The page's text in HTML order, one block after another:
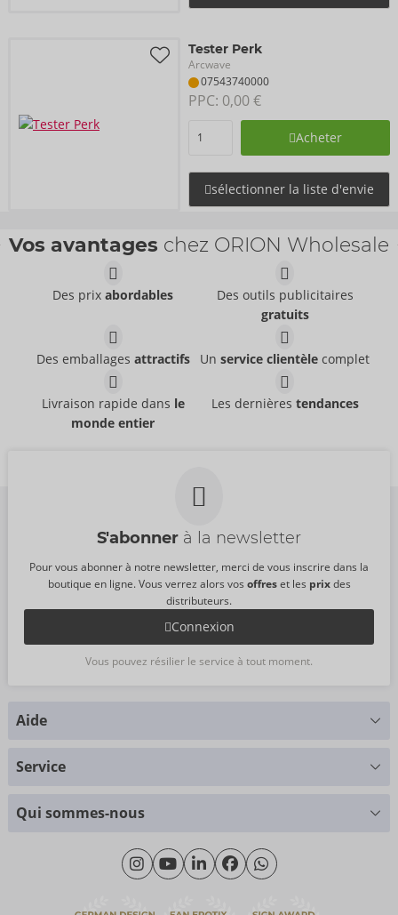
Tester Perk
Arcwave
07543740000
PPC: 0,00 €
Acheter
sélectionner la liste d'envie
Vos avantages chez ORION Wholesale
Des prixabordables
Des outils publicitaires
gratuits
Des emballages attractifs Unservice clientèle complet
Livraison rapide dans le
monde entier
Les dernières tendances
S'abonner à la newsletter
Pour vous abonner à notre newsletter, merci de vous inscrire dans la
boutique en ligne. Vous verrez alors vos offreset les prixdes
distributeurs.
Connexion
Vous pouvez résilier le service à tout moment.
Aide
+49 (0)461 50 40 308
Lundi - Jeudi: 09h00 - 16h00
Vendredi: 09h00 - 15h00
Service
Tableau des tailles
Qui sommes-nous
Qui sommes-nous
Durabilité
eroFame